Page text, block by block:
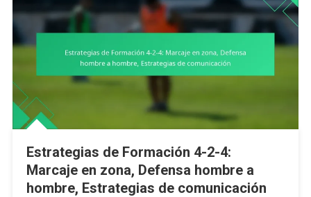
Estrategias de Formación 4-2-4:
Marcaje en zona, Defensa hombre a
hombre, Estrategias de comunicación